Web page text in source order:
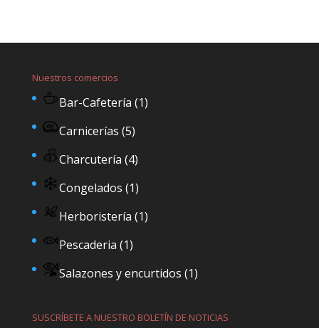
Nuestros comercios
Bar-Cafetería (1)
Carnicerías (5)
Charcutería (4)
Congelados (1)
Herboristería (1)
Pescaderia (1)
Salazones y encurtidos (1)
SUSCRÍBETE A NUESTRO BOLETÍN DE NOTICIAS